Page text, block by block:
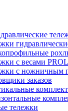
с весами
с ножничным
заказов
тележки